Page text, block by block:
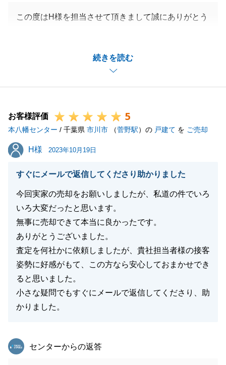
続きを読む
この度はH様を担当させて頂きまして誠にありがとう
今後も些細な事でも構いませんのでご質問等ございま
したらお気軽にご連絡下さいませ。
引き続き宜しくお願い致します。
閉じる
お客様評価 5
本八幡センター / 千葉県 市川市 （菅野駅）の 戸建て を ご売却
H様
H様 2023年10月19日
すぐにメールで返信してくださり助かりました
今回実家の売却をお願いしましたが、私道の件でいろ
いろ大変だったと思います。
無事に売却できて本当に良かったです。
ありがとうございました。
査定を何社かに依頼しましたが、貴社担当者様の接客
姿勢に好感がもて、この方なら安心しておまかせでき
ると思いました。
小さな疑問でもすぐにメールで返信してくださり、助
かりました。
東急リバブル
センターからの返答